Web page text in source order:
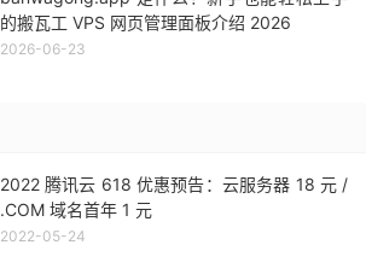
的搬瓦工 VPS 网页管理面板介绍 2026
2026-06-23
2022 腾讯云 618 优惠预告：云服务器 18 元 /
.COM 域名首年 1 元
2022-05-24